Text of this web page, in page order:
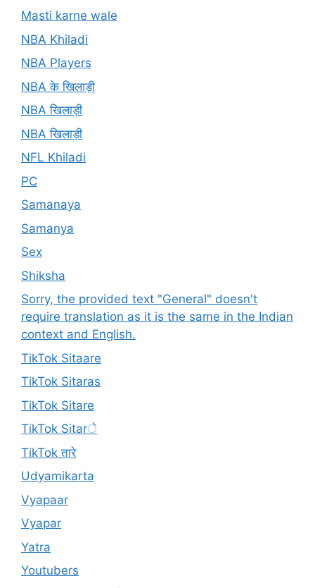
Masti karne wale
NBA Khiladi
NBA Players
NBA के खिलाड़ी
NBA खिलाड़ी
NBA खिलाड़ी
NFL Khiladi
PC
Samanaya
Samanya
Sex
Shiksha
Sorry, the provided text "General" doesn't
require translation as it is the same in the Indian
context and English.
TikTok Sitaare
TikTok Sitaras
TikTok Sitare
TikTok Sitarे
TikTok तारे
Udyamikarta
Vyapaar
Vyapar
Yatra
Youtubers